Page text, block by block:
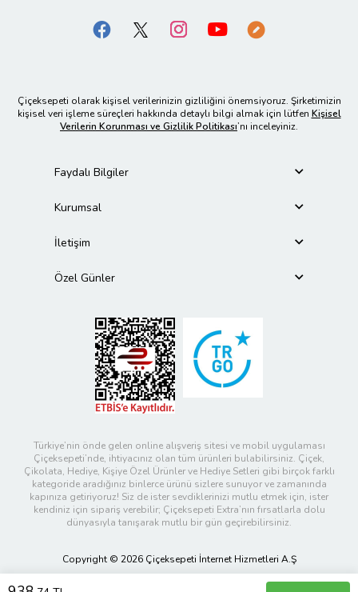
Çiçeksepeti olarak kişisel verilerinizin gizliliğini önemsiyoruz. Şirketimizin
kişisel veri işleme süreçleri hakkında detaylı bilgi almak için lütfen Kişisel
Verilerin Korunması ve Gizlilik Politikası’nı inceleyiniz.
Faydalı Bilgiler
Kurumsal
İletişim
Özel Günler
Türkiye’nin önde gelen online alışveriş sitesi ve mobil uygulaması
Çiçeksepeti’nde, ihtiyacınız olan tüm ürünleri bulabilirsiniz. Çiçek,
Çikolata, Hediye, Kişiye Özel Ürünler ve Hediye Setleri gibi birçok farklı
kategoride aradığınız binlerce ürünü sizlere sunuyor ve zamanında
kapınıza getiriyoruz! Siz de ister sevdiklerinizi mutlu etmek için, ister
kendiniz için sipariş verebilir; Çiçeksepeti Extra’nın fırsatlarla dolu
dünyasıyla tanışarak mutlu bir gün geçirebilirsiniz.
Copyright © 2026 Çiçeksepeti İnternet Hizmetleri A.Ş